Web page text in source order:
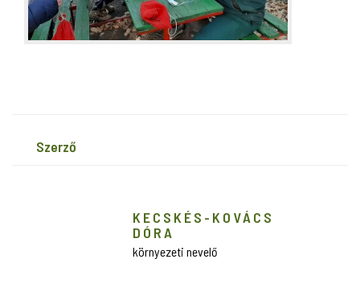
szerző
KECSKÉS-KOVÁCS
DÓRA
környezeti nevelő